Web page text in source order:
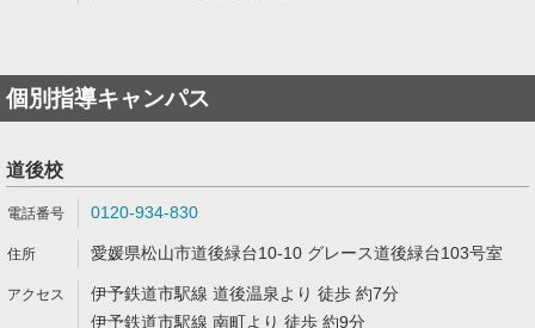
個別指導キャンパス
道後校
0120-934-830
愛媛県松山市道後緑台10-10 グレース道後緑台103号室
伊予鉄道市駅線 道後温泉より 徒歩 約7分
伊予鉄道市駅線 南町より 徒歩 約9分